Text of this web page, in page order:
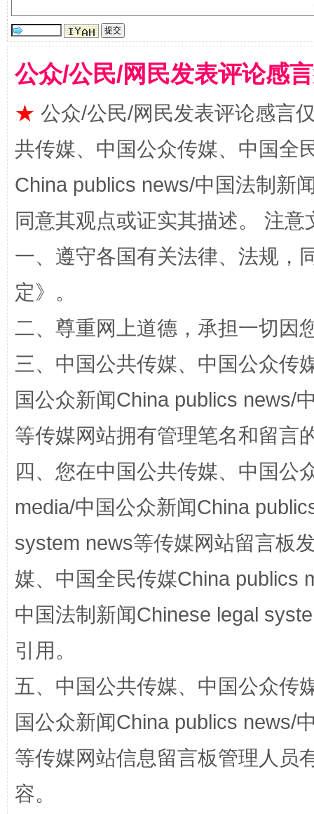
站台名比不上好声名
漫山遍野的桃花与雪山、麦地、白藏房 除
公众/公民/网民发表评论感
★ 公众/公民/网民发表评论感言
共传媒、中国公众传媒、中国全
China publics news/中国法制新
同意其观点或证实其描述。 注
一、遵守各国有关法律、法规，
定》。
二、尊重网上道德，承担一切因
三、中国公共传媒、中国公众传
国公众新闻China publics news/
等传媒网站拥有管理笔名和留言
四、您在中国公共传媒、中国公
media/中国公众新闻China
system news等传媒网站留言板
媒、中国全民传媒China publics
中国法制新闻Chinese legal
引用。
五、中国公共传媒、中国公众传
国公众新闻China publics news/
等传媒网站信息留言板管理人员
容。